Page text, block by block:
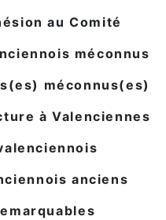
au Comité
méconnus
méconnus(es)
à Valenciennes
anciens